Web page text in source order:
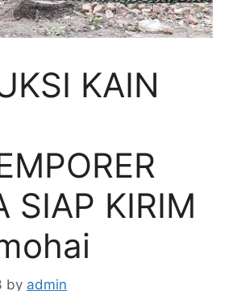
KAIN
SIAP KIRIM
by admin